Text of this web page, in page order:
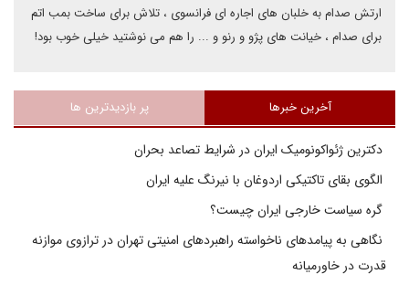
ارتش صدام به خلبان های اجاره ای فرانسوی ، تلاش برای ساخت بمب اتم
برای صدام ، خیانت های پژو و رنو و ... را هم می نوشتید خیلی خوب بود!
آخرین خبرها پر بازدیدترین ها
دکترین ژئواکونومیک ایران در شرایط تصاعد بحران
الگوی بقای تاکتیکی اردوغان با نیرنگ علیه ایران
گره سیاست خارجی ایران چیست؟
نگاهی به پیامدهای ناخواسته راهبردهای امنیتی تهران در ترازوی موازنه
قدرت در خاورمیانه